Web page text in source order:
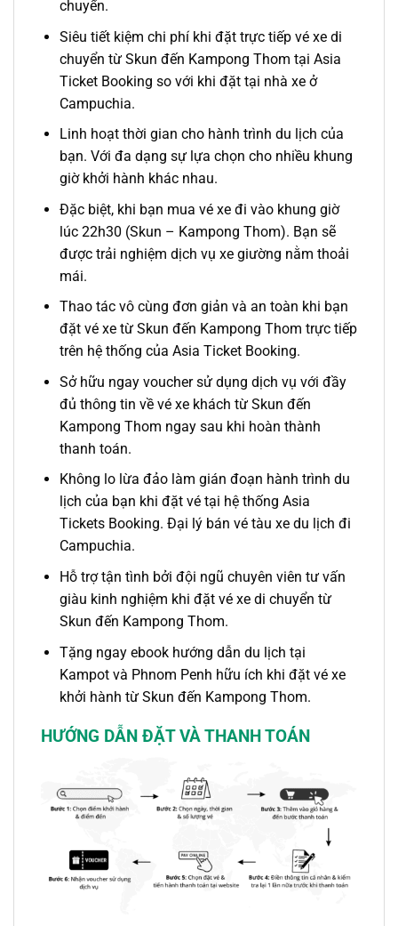
chuyển.
Siêu tiết kiệm chi phí khi đặt trực tiếp vé xe di
chuyển từ Skun đến Kampong Thom tại Asia
Ticket Booking so với khi đặt tại nhà xe ở
Campuchia.
Linh hoạt thời gian cho hành trình du lịch của
bạn. Với đa dạng sự lựa chọn cho nhiều khung
giờ khởi hành khác nhau.
Đặc biệt, khi bạn mua vé xe đi vào khung giờ
lúc 22h30 (Skun – Kampong Thom). Bạn sẽ
được trải nghiệm dịch vụ xe giường nằm thoải
mái.
Thao tác vô cùng đơn giản và an toàn khi bạn
đặt vé xe từ Skun đến Kampong Thom trực tiếp
trên hệ thống của Asia Ticket Booking.
Sở hữu ngay voucher sử dụng dịch vụ với đầy
đủ thông tin về vé xe khách từ Skun đến
Kampong Thom ngay sau khi hoàn thành
thanh toán.
Không lo lừa đảo làm gián đoạn hành trình du
lịch của bạn khi đặt vé tại hệ thống Asia
Tickets Booking. Đại lý bán vé tàu xe du lịch đi
Campuchia.
Hỗ trợ tận tình bởi đội ngũ chuyên viên tư vấn
giàu kinh nghiệm khi đặt vé xe di chuyển từ
Skun đến Kampong Thom.
Tặng ngay ebook hướng dẫn du lịch tại
Kampot và Phnom Penh hữu ích khi đặt vé xe
khởi hành từ Skun đến Kampong Thom.
HƯỚNG DẪN ĐẶT VÀ THANH TOÁN